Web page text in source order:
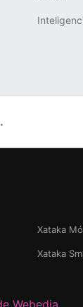
Xataka
Xataka